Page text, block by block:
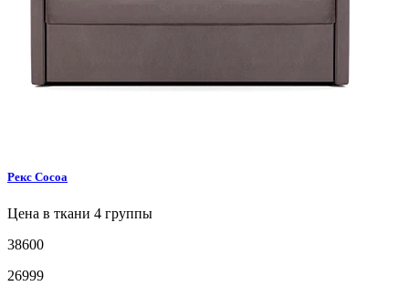
Рекс Cocoa
Цена в ткани 4 группы
38600
26999